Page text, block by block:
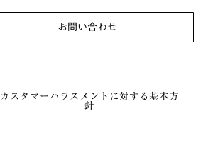
お問い合わせ
カスタマーハラスメントに対する基本方
針